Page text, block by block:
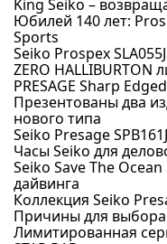
King Seiko –
Юбилей 140 лет:
Sports
Seiko Prospex
ZERO HALLIBURTON
PRESAGE Sharp
Презентованы два
нового типа
Seiko Presage
Часы Seiko для
Seiko Save The Ocean
дайвинга
Коллекция Seiko
Причины для
Лимитированная